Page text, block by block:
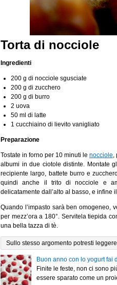
Torta di nocciole
Ingredienti
200 g di nocciole sgusciate
200 g di zucchero
200 g di burro
2 uova
50 ml di latte
1 cucchiaino di lievito vanigliato
Preparazione
Tostate in forno per 10 minuti le nocciole,
albumi in due ciotole distinte. Montate
recipiente largo, battete burro e
quindi anche il trito di nocciole e
delicatamente dall’alto al basso, e infine
Quando l’impasto sarà ben omogeneo,
per mezz’ora a 180°. Servitela tiepida
una bella tazza di tè.
Sullo stesso argomento potresti
Buon anno con lo yogurt fai
Finite le feste, non ci sono
essere sparato come un